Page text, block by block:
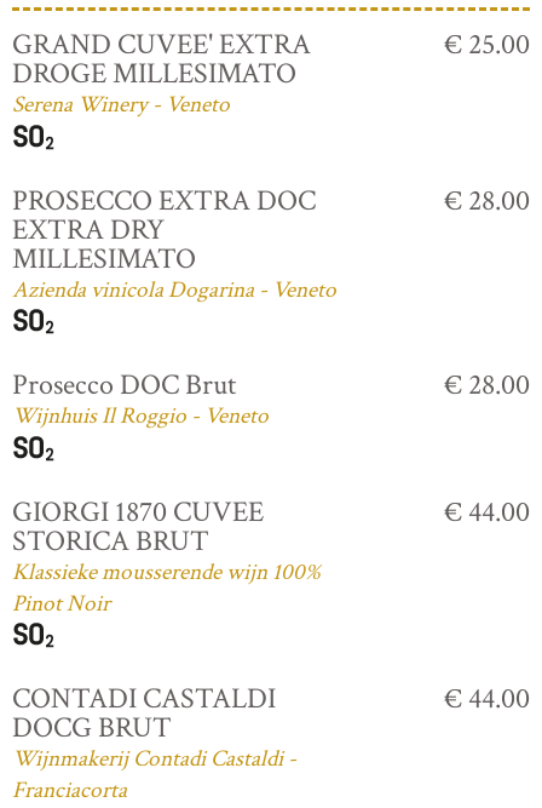
GRAND CUVEE' EXTRA
DROGE MILLESIMATO
Serena Winery - Veneto
€ 25.00
PROSECCO EXTRA DOC
EXTRA DRY
MILLESIMATO
Azienda vinicola Dogarina - Veneto
€ 28.00
Prosecco DOC Brut
Wijnhuis Il Roggio - Veneto
€ 28.00
GIORGI 1870 CUVEE
STORICA BRUT
Klassieke mousserende wijn 100%
Pinot Noir
€ 44.00
CONTADI CASTALDI
DOCG BRUT
Wijnmakerij Contadi Castaldi -
Franciacorta
€ 44.00